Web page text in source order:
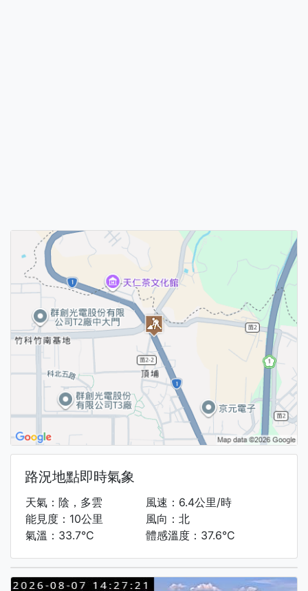
路況地點即時氣象
天氣：陰，多雲
能見度：10公里
氣溫：33.7°C
風速：6.4公里/時
風向：北
體感溫度：37.6°C